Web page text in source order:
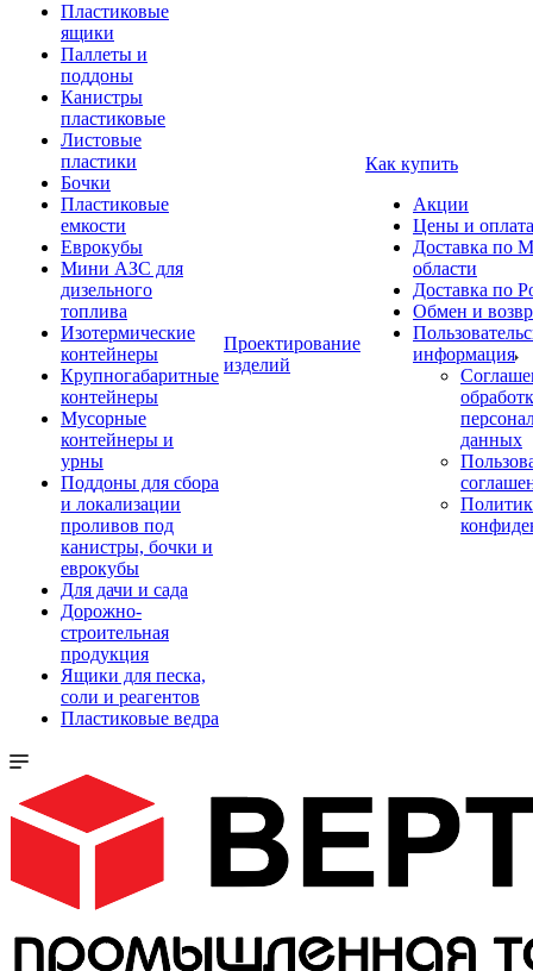
Пластиковые
ящики
Паллеты и
поддоны
Канистры
пластиковые
Листовые
пластики
Бочки
Пластиковые
емкости
Еврокубы
Мини АЗС для
дизельного
топлива
Изотермические
контейнеры
Крупногабаритные
контейнеры
Мусорные
контейнеры и
урны
Поддоны для сбора
и локализации
проливов под
канистры, бочки и
еврокубы
Для дачи и сада
Дорожно-
строительная
продукция
Ящики для песка,
соли и реагентов
Пластиковые ведра
Проектирование
изделий
Как купить
Акции
Цены и оплата
Доставка по
области
Доставка по
Обмен и
информация
данных